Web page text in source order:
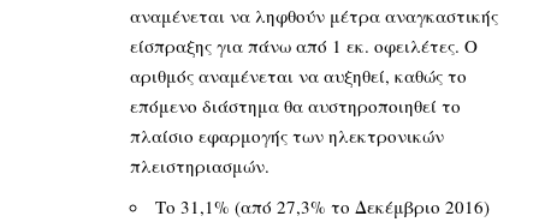
αναμένεται να ληφθούν μέτρα αναγκαστικής
είσπραξης για πάνω από 1 εκ. οφειλέτες. Ο
αριθμός αναμένεται να αυξηθεί, καθώς το
επόμενο διάστημα θα αυστηροποιηθεί το
πλαίσιο εφαρμογής των ηλεκτρονικών
πλειστηριασμών.
Το 31,1% (από 27,3% το Δεκέμβριο 2016)